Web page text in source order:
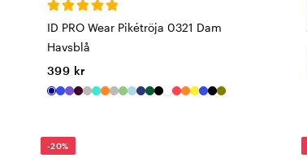
ID PRO Wear Pikétröja 0321 Dam
Havsblå
399 kr
-20%